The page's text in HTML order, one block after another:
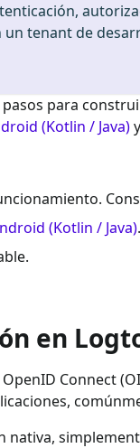
un tenant de
para
(Kotlin / Java)y
(Kotlin / Java).
en
Connect
nativa,